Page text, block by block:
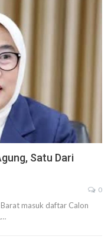
Satu Dari
0
masuk daftar Calon